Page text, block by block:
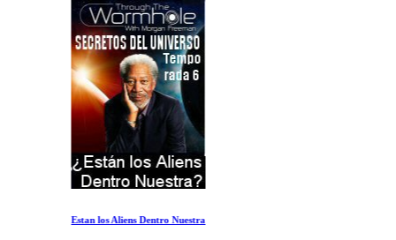
Estan los Aliens Dentro Nuestra